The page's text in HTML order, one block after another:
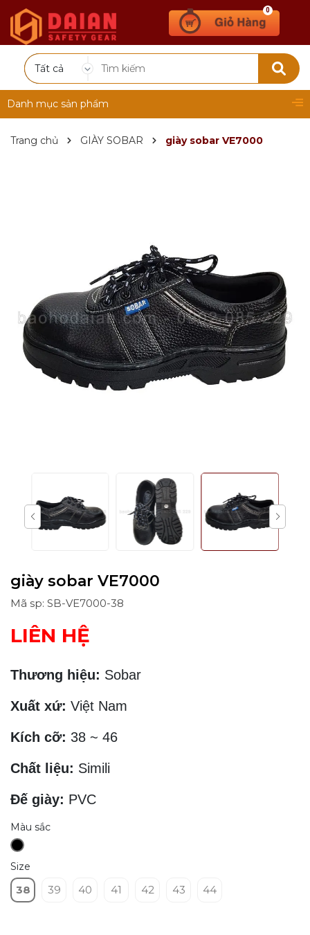
Tất cả
0
Danh mục sản phẩm
Trang chủ GIÀY SOBAR giày sobar VE7000
giày sobar VE7000
Mã sp: SB-VE7000-38
LIÊN HỆ
Thương hiệu: Sobar
Xuất xứ: Việt Nam
Kích cỡ: 38 ~ 46
Chất liệu: Simili
Đế giày: PVC
Màu sắc
Size
38 39 40 41 42 43 44